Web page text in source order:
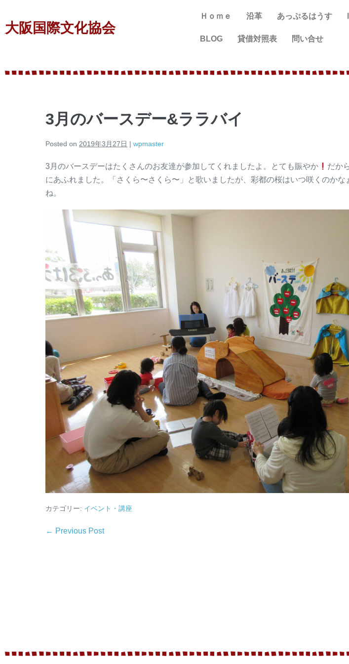
大阪国際文化協会
Ｈｏｍｅ 沿革 あっぷるはうす
BLOG 貸借対照表 問い合せ
3月のバースデー&ララバイ
Posted on 2019年3月27日 | wpmaster
3月のバースデーはたくさんのお友達が参加してくれましたよ。とても賑やか
だか
にあふれました。「さくら〜さくら〜」と歌いましたが、彩都の桜はいつ咲くのかな
ね。
カテゴリー: イベント・講座
← Previous Post